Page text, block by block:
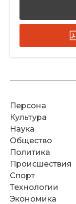
Персона
Культура
Наука
Общество
Политика
Происшествия
Спорт
Технологии
Экономика